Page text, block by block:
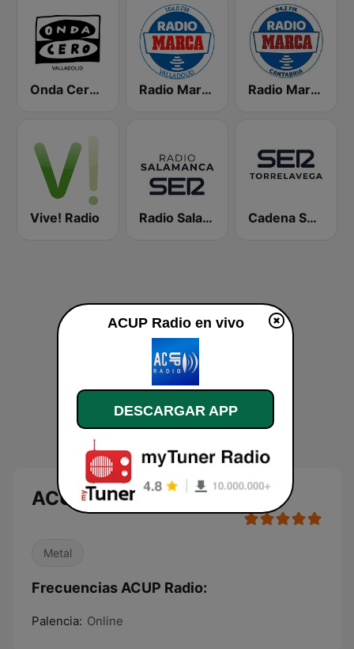
Onda Cero Valladolid Radio Marca Valladolid Radio Marca Cantabria
Vive! Radio Radio Salamanca SER Cadena SER Torrelavega
ACUP Radio en directo
Metal
Frecuencias ACUP Radio:
Palencia: Online
ACUP Radio en vivo
DESCARGAR APP